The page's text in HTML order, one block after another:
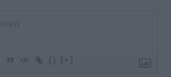
{} [+]